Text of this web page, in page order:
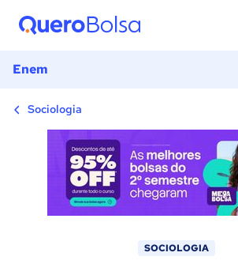
Enem
Sociologia
SOCIOLOGIA
1) Introdução
3) O que é o conceito de
5) Exercícios